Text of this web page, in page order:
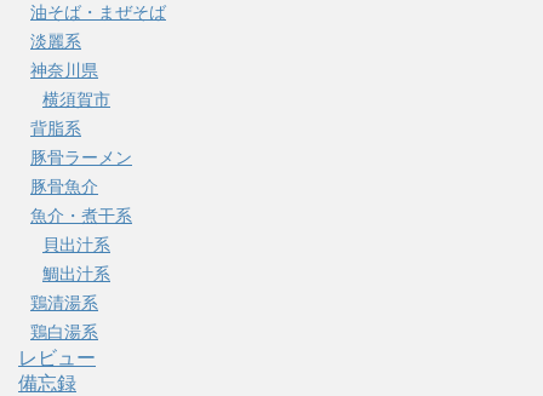
油そば・まぜそば
淡麗系
神奈川県
横須賀市
背脂系
豚骨ラーメン
豚骨魚介
魚介・煮干系
貝出汁系
鯛出汁系
鶏清湯系
鶏白湯系
レビュー
備忘録